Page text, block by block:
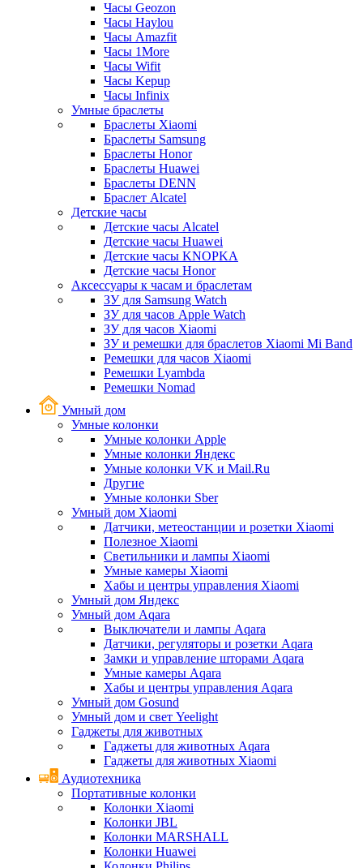
Часы Geozon
Часы Haylou
Часы Amazfit
Часы 1More
Часы Wifit
Часы Kepup
Часы Infinix
Умные браслеты
Браслеты Xiaomi
Браслеты Samsung
Браслеты Honor
Браслеты Huawei
Браслеты DENN
Браслет Alcatel
Детские часы
Детские часы Alcatel
Детские часы Huawei
Детские часы KNOPKA
Детские часы Honor
Аксессуары к часам и браслетам
ЗУ для Samsung Watch
ЗУ для часов Apple Watch
ЗУ для часов Xiaomi
ЗУ и ремешки для браслетов Xiaomi Mi Band
Ремешки для часов Xiaomi
Ремешки Lyambda
Ремешки Nomad
Умный дом
Умные колонки
Умные колонки Apple
Умные колонки Яндекс
Умные колонки VK и Mail.Ru
Другие
Умные колонки Sber
Умный дом Xiaomi
Датчики, метеостанции и розетки Xiaomi
Полезное Xiaomi
Светильники и лампы Xiaomi
Умные камеры Xiaomi
Хабы и центры управления Xiaomi
Умный дом Яндекс
Умный дом Aqara
Выключатели и лампы Aqara
Датчики, регуляторы и розетки Aqara
Замки и управление шторами Aqara
Умные камеры Aqara
Хабы и центры управления Aqara
Умный дом Gosund
Умный дом и свет Yeelight
Гаджеты для животных
Гаджеты для животных Aqara
Гаджеты для животных Xiaomi
Аудиотехника
Портативные колонки
Колонки Xiaomi
Колонки JBL
Колонки MARSHALL
Колонки Huawei